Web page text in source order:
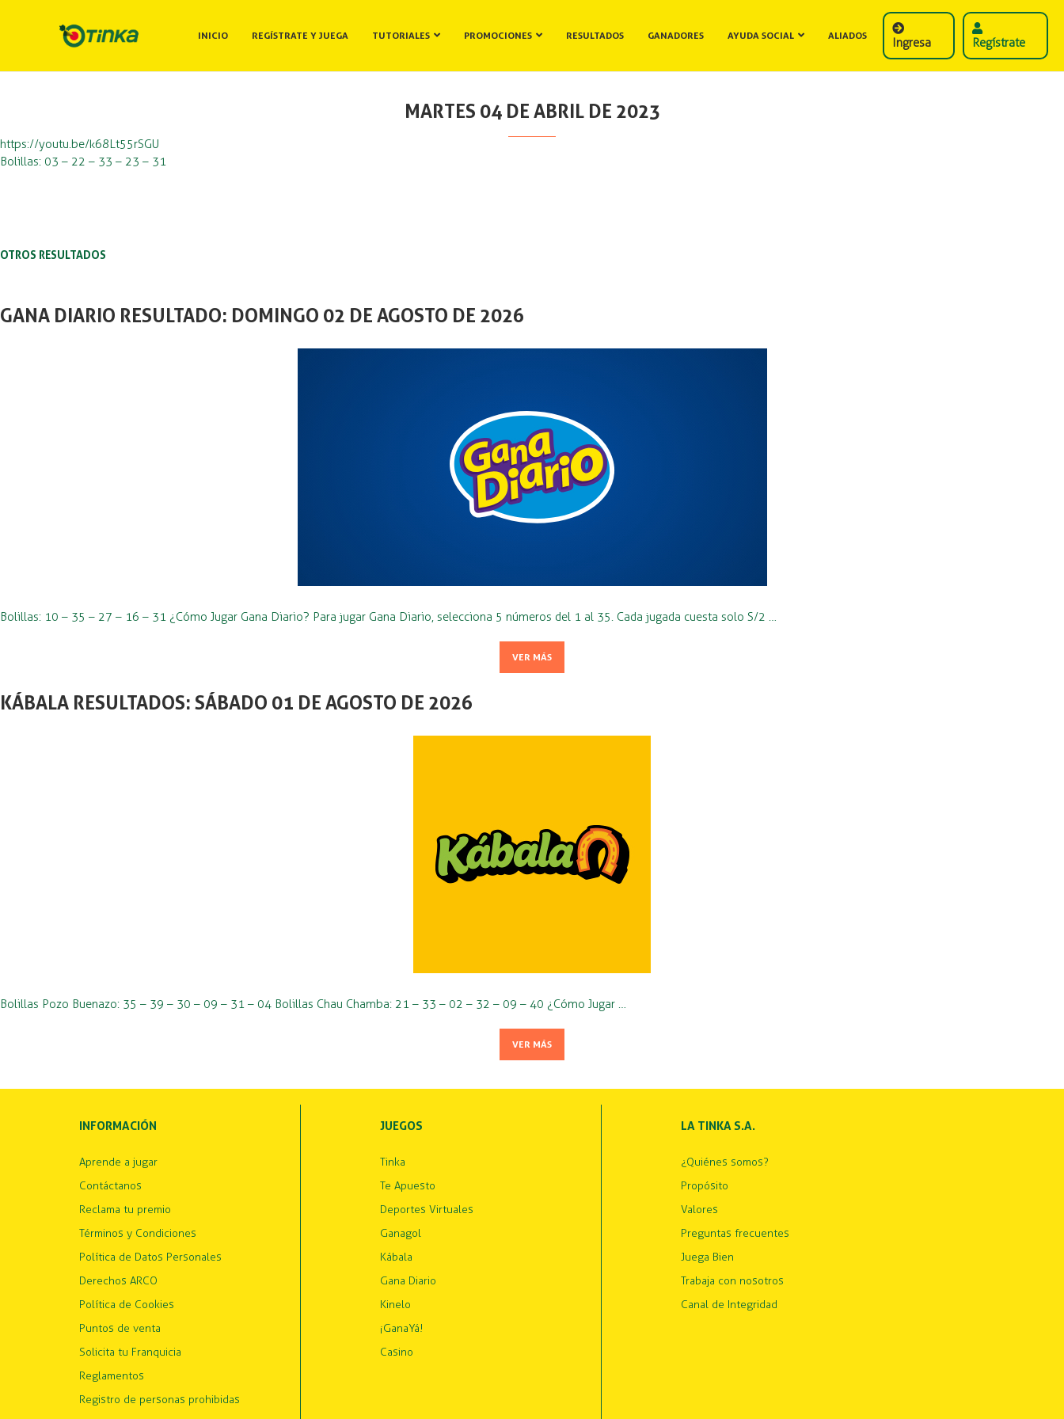
INICIO REGÍSTRATE Y JUEGA TUTORIALES PROMOCIONES RESULTADOS GANADORES AYUDA SOCIAL ALIADOS Ingresa Regístrate
MARTES 04 DE ABRIL DE 2023
https://youtu.be/k68Lt55rSGU
Bolillas: 03 – 22 – 33 – 23 – 31
OTROS RESULTADOS
GANA DIARIO RESULTADO: DOMINGO 02 DE AGOSTO DE 2026
Bolillas: 10 – 35 – 27 – 16 – 31 ¿Cómo Jugar Gana Diario? Para jugar Gana Diario, selecciona 5 números del 1 al 35. Cada jugada cuesta solo S/2 …
VER MÁS
KÁBALA RESULTADOS: SÁBADO 01 DE AGOSTO DE 2026
Bolillas Pozo Buenazo: 35 – 39 – 30 – 09 – 31 – 04 Bolillas Chau Chamba: 21 – 33 – 02 – 32 – 09 – 40 ¿Cómo Jugar …
VER MÁS
INFORMACIÓN
Aprende a jugar
Contáctanos
Reclama tu premio
Términos y Condiciones
Política de Datos Personales
Derechos ARCO
Política de Cookies
Puntos de venta
Solicita tu Franquicia
Reglamentos
Registro de personas prohibidas
JUEGOS
Tinka
Te Apuesto
Deportes Virtuales
Ganagol
Kábala
Gana Diario
Kinelo
¡GanaYá!
Casino
LA TINKA S.A.
¿Quiénes somos?
Propósito
Valores
Preguntas frecuentes
Juega Bien
Trabaja con nosotros
Canal de Integridad